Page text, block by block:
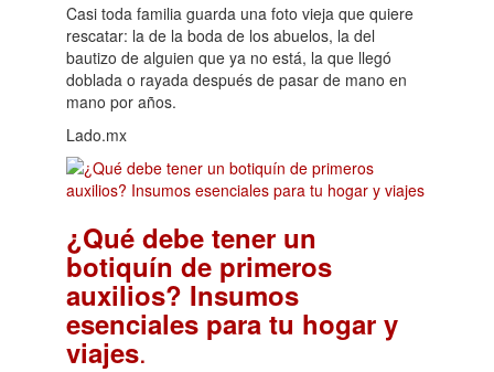
Casi toda familia guarda una foto vieja que quiere
rescatar: la de la boda de los abuelos, la del
bautizo de alguien que ya no está, la que llegó
doblada o rayada después de pasar de mano en
mano por años.
Lado.mx
¿Qué debe tener un
botiquín de primeros
auxilios? Insumos
esenciales para tu hogar y
viajes.